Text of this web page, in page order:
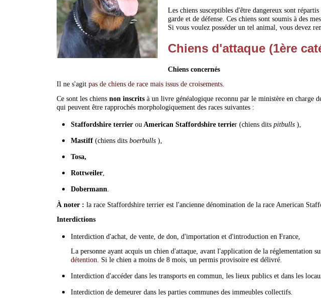
Les chiens susceptibles d'être dangereux sont
garde et de défense. Ces chiens sont soumis à des
Si vous voulez posséder un tel animal, vous devez
Chiens d'attaque (1ère
Chiens concernés
Il ne s'agit pas de chiens de race mais issus de croisements.
Ce sont les chiens non inscritsà un livre généalogique reconnu par le ministère en charge
qui peuvent être rapprochés morphologiquement des races suivantes :
Staffordshire terrierouAmerican Staffordshire terrier (chiens dits pitbulls),
Mastiff(chiens dits boerbulls),
Tosa,
Rottweiler,
Dobermann.
À noter : la race Staffordshire terrier est l'ancienne dénomination de la race American
Interdictions
Interdiction d'achat, de vente, de don, d'importation et d'introduction en France,
La personne ayant acquis un chien d'attaque, avant l'application de la réglementation
détention. Si le chien a moins de 8 mois, un permis provisoire est délivré.
Interdiction d'accéder dans les transports en commun, les lieux publics et dans les
Interdiction de demeurer dans les parties communes des immeubles collectifs.